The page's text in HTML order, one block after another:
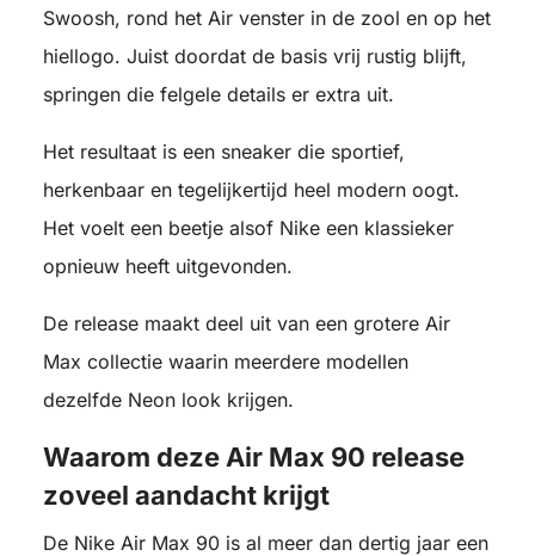
Swoosh, rond het Air venster in de zool en op het
hiellogo. Juist doordat de basis vrij rustig blijft,
springen die felgele details er extra uit.
Het resultaat is een sneaker die sportief,
herkenbaar en tegelijkertijd heel modern oogt.
Het voelt een beetje alsof Nike een klassieker
opnieuw heeft uitgevonden.
De release maakt deel uit van een grotere Air
Max collectie waarin meerdere modellen
dezelfde Neon look krijgen.
Waarom deze Air Max 90 release
zoveel aandacht krijgt
De Nike Air Max 90 is al meer dan dertig jaar een